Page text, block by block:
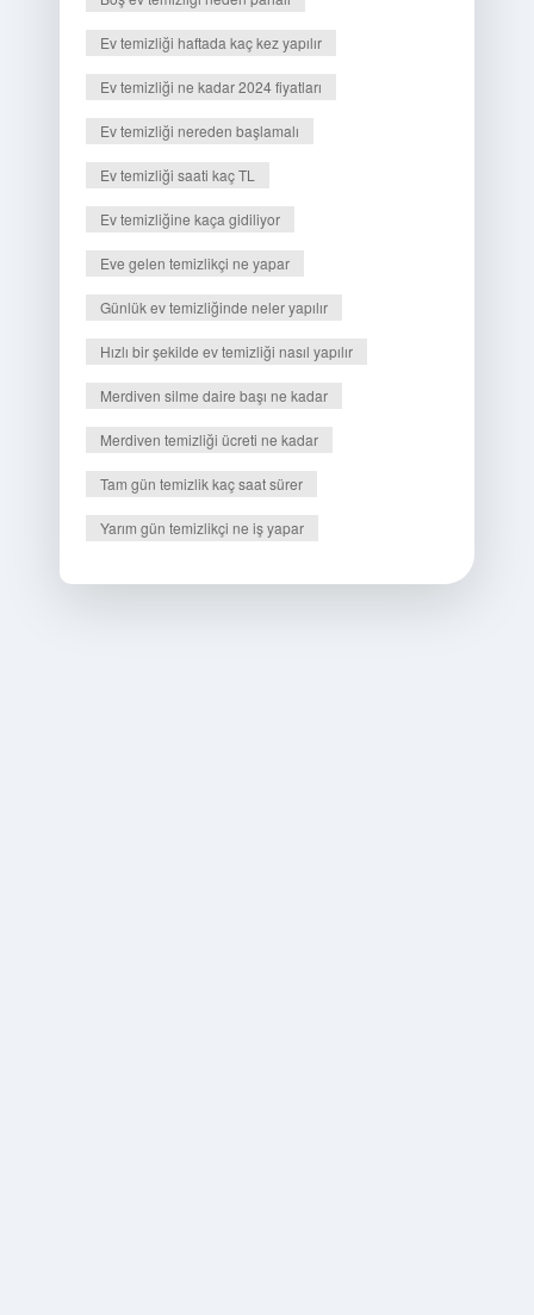
Ev temizliği haftada kaç kez yapılır
Ev temizliği ne kadar 2024 fiyatları
Ev temizliği nereden başlamalı
Ev temizliği saati kaç TL
Ev temizliğine kaça gidiliyor
Eve gelen temizlikçi ne yapar
Günlük ev temizliğinde neler yapılır
Hızlı bir şekilde ev temizliği nasıl yapılır
Merdiven silme daire başı ne kadar
Merdiven temizliği ücreti ne kadar
Tam gün temizlik kaç saat sürer
Yarım gün temizlikçi ne iş yapar